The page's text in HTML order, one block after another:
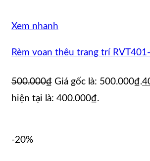
Xem nhanh
Rèm voan thêu trang trí
500.000₫ Giá gốc là: 500.000₫.
hiện tại là: 400.000₫.
-20%